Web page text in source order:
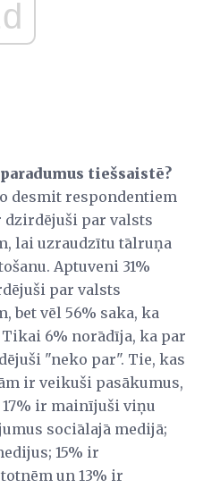
tiešsaistē?
desmit respondentiem
par valsts
lai uzraudzītu tālruņa
Aptuveni 31%
par valsts
bet vēl 56% saka, ka
6% norādīja, ka par
"neko par". Tie, kas
ir veikuši pasākumus,
ir mainījuši viņu
sociālajā medijā;
15% ir
un 13% ir